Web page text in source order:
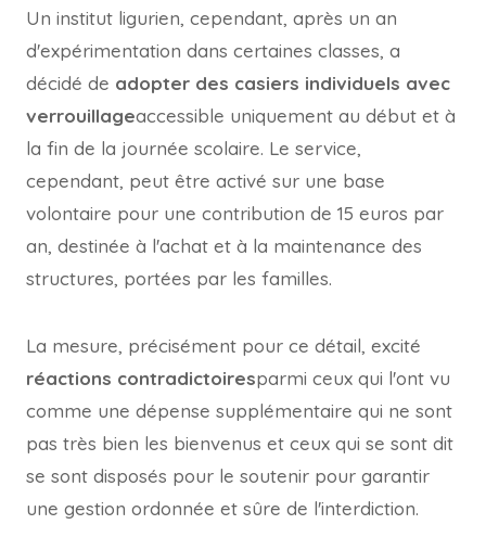
Un institut ligurien, cependant, après un an
d'expérimentation dans certaines classes, a
décidé de adopter des casiers individuels avec
verrouillageaccessible uniquement au début et à
la fin de la journée scolaire. Le service,
cependant, peut être activé sur une base
volontaire pour une contribution de 15 euros par
an, destinée à l'achat et à la maintenance des
structures, portées par les familles.
La mesure, précisément pour ce détail, excité
réactions contradictoiresparmi ceux qui l'ont vu
comme une dépense supplémentaire qui ne sont
pas très bien les bienvenus et ceux qui se sont dit
se sont disposés pour le soutenir pour garantir
une gestion ordonnée et sûre de l'interdiction.